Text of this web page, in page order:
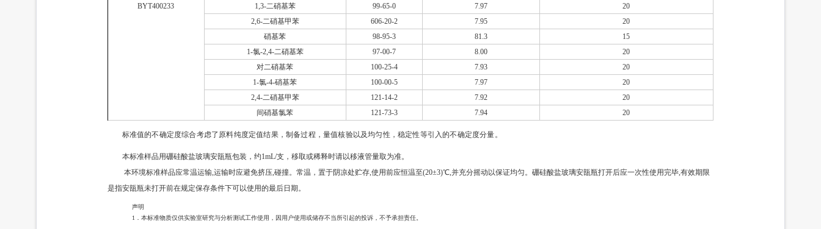
BYT400233
1,3-二硝基苯
99-65-0 7.97
20
2,6-二硝基甲苯
606-20-2 7.95
20
硝基苯
98-95-3 81.3
15
1-氯-2,4-二硝基苯
97-00-7 8.00
20
对二硝基苯
100-25-4 7.93
20
1-氯-4-硝基苯
100-00-5 7.97
20
2,4-二硝基甲苯
121-14-2 7.92
20
间硝基氯苯
121-73-3 7.94 20
标准值的不确定度综合考虑了原料纯度定值结果，制备过程，量值核验以及均匀性，稳定性等引入的不确定度分量。
本标准样品用硼硅酸盐玻璃安瓿瓶包装，约1mL/支，移取或稀释时请以移液管量取为准。
本环境标准样品应常温运输,运输时应避免挤压,碰撞。常温，置于阴凉处贮存,使用前应恒温至(20±3)℃,并充分摇动以保证均匀。硼硅酸盐玻璃安瓿瓶打开后应一次性使用完毕,有效期限
是指安瓿瓶未打开前在规定保存条件下可以使用的最后日期。
声明
1．本标准物质仅供实验室研究与分析测试工作使用，因用户使用或储存不当所引起的投诉，不予承担责任。